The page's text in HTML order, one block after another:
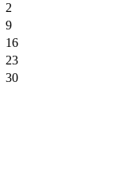
2
9
16
23
30